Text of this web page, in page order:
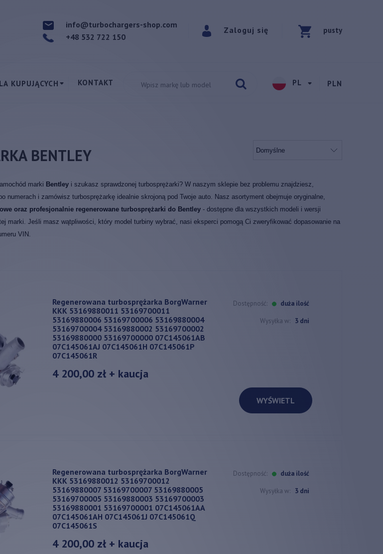
info@turbochargers-shop.com
+48 532 722 150
Zaloguj się pusty
KUPUJĄCYCH KONTAKT PL PLN
BENTLEY
marki Bentley i szukasz sprawdzonej turbosprężarki? W naszym sklepie bez problemu znajdziesz,
numerach i zamówisz turbosprężarkę idealnie skrojoną pod Twoje auto. Nasz asortyment obejmuje oryginalne,
oraz profesjonalnie regenerowane turbosprężarki do Bentley - dostępne dla wszystkich modeli i wersji
marki. Jeśli masz wątpliwości, który model turbiny wybrać, nasi eksperci pomogą Ci zweryfikować dopasowanie na
VIN.
Regenerowana turbosprężarka BorgWarner
KKK 53169880011 53169700011
53169880006 53169700006 53169880004
53169700004 53169880002 53169700002
53169880000 53169700000 07C145061AB
07C145061AJ 07C145061H 07C145061P
07C145061R
4 200,00 zł + kaucja
Dostępność: duża ilość
Wysyłka w: 3 dni
WYŚWIETL
Regenerowana turbosprężarka BorgWarner
KKK 53169880012 53169700012
53169880007 53169700007 53169880005
53169700005 53169880003 53169700003
53169880001 53169700001 07C145061AA
07C145061AH 07C145061J 07C145061Q
07C145061S
4 200,00 zł + kaucja
Dostępność: duża ilość
Wysyłka w: 3 dni